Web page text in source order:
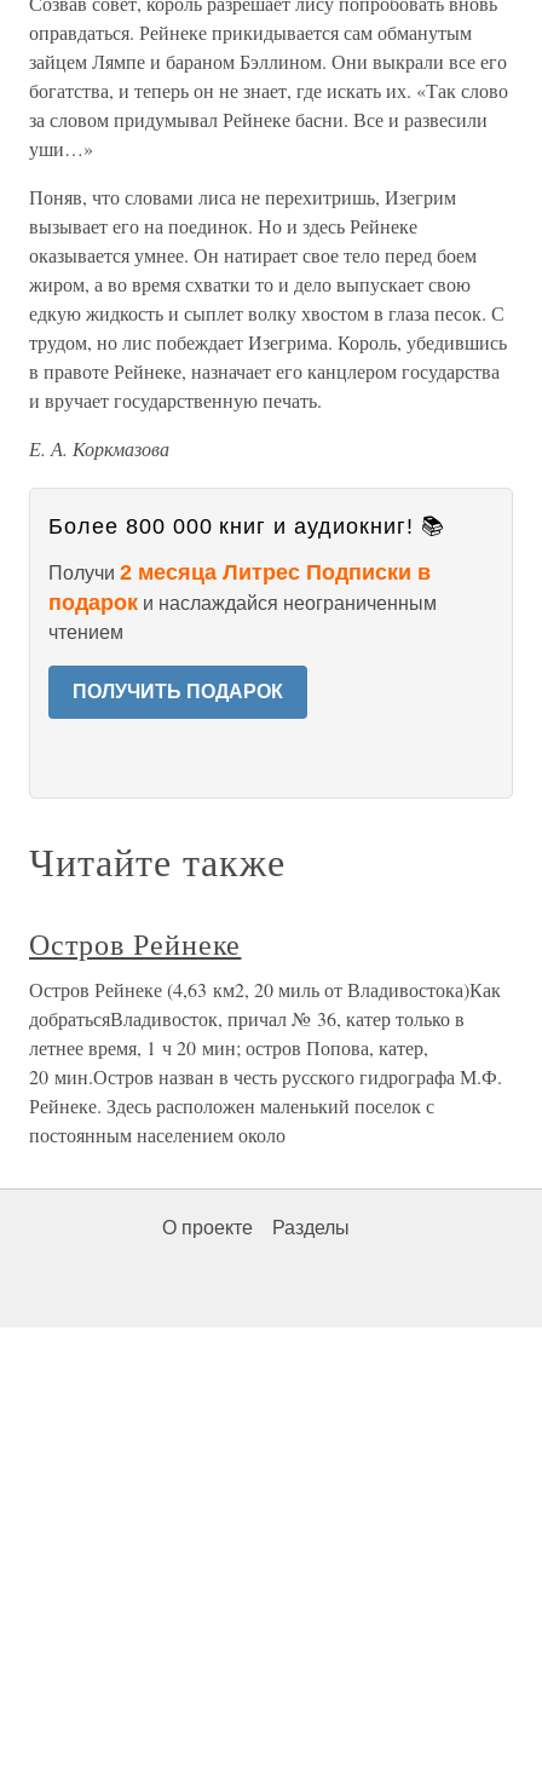
оправдаться. Рейнеке прикидывается сам обманутым
зайцем Лямпе и бараном Бэллином. Они выкрали все его
богатства, и теперь он не знает, где искать их. «Так слово
за словом придумывал Рейнеке басни. Все и развесили
уши…»
Поняв, что словами лиса не перехитришь, Изегрим
вызывает его на поединок. Но и здесь Рейнеке
оказывается умнее. Он натирает свое тело перед боем
жиром, а во время схватки то и дело выпускает свою
едкую жидкость и сыплет волку хвостом в глаза песок. С
трудом, но лис побеждает Изегрима. Король, убедившись
в правоте Рейнеке, назначает его канцлером государства
и вручает государственную печать.
Е. А. Коркмазова
Более 800 000 книг и аудиокниг! 📚
Получи 2 месяца Литрес Подписки в
подарок и наслаждайся неограниченным
чтением
ПОЛУЧИТЬ ПОДАРОК
Читайте также
Остров Рейнеке
Остров Рейнеке (4,63 км2, 20 миль от Владивостока)Как
добратьсяВладивосток, причал № 36, катер только в
летнее время, 1 ч 20 мин; остров Попова, катер,
20 мин.Остров назван в честь русского гидрографа М.Ф.
Рейнеке. Здесь расположен маленький поселок с
постоянным населением около
О проекте Разделы